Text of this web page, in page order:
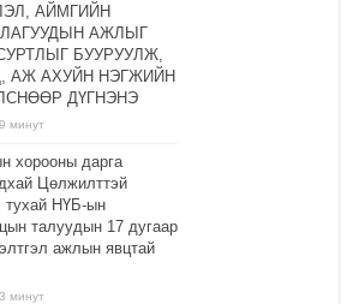
АЙМГИЙН
АЖЛЫГ
БУУРУУЛЖ,
АЖ АХУЙН НЭГЖИЙН
ДҮГНЭНЭ
минут
хорооны дарга
Цөлжилттэй
тухай НҮБ-ын
талуудын 17 дугаар
ажлын явцтай
минут